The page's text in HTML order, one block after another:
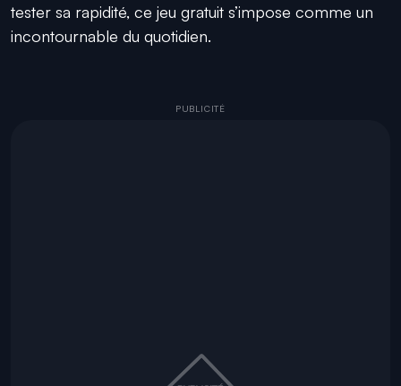
tester sa rapidité, ce jeu gratuit s’impose comme un
incontournable du quotidien.